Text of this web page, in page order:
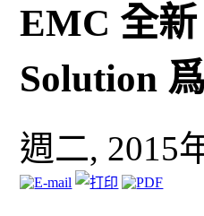
EMC 全新
Solution
週二, 2015